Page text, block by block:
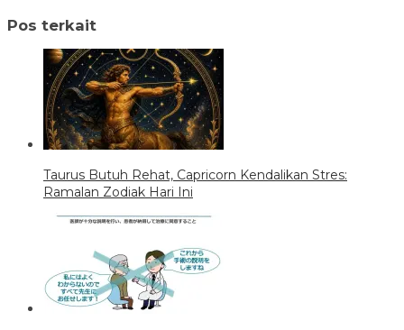
Pos terkait
Taurus Butuh Rehat, Capricorn Kendalikan Stres:
Ramalan Zodiak Hari Ini